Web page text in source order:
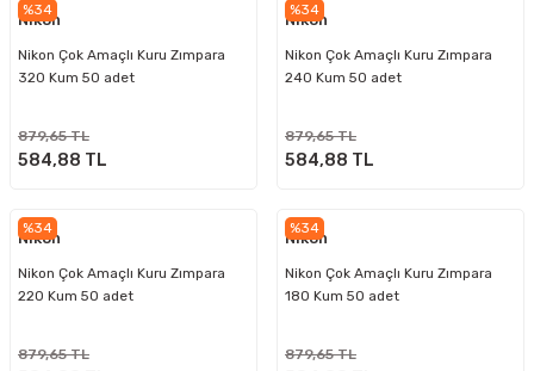
%34
Nikon
Nikon Çok Amaçlı Kuru Zımpara
320 Kum 50 adet
879,65 TL
584,88 TL
%34
Nikon
Nikon Çok Amaçlı Kuru Zımpara
240 Kum 50 adet
879,65 TL
584,88 TL
%34
Nikon
Nikon Çok Amaçlı Kuru Zımpara
220 Kum 50 adet
879,65 TL
%34
Nikon
Nikon Çok Amaçlı Kuru Zımpara
180 Kum 50 adet
879,65 TL